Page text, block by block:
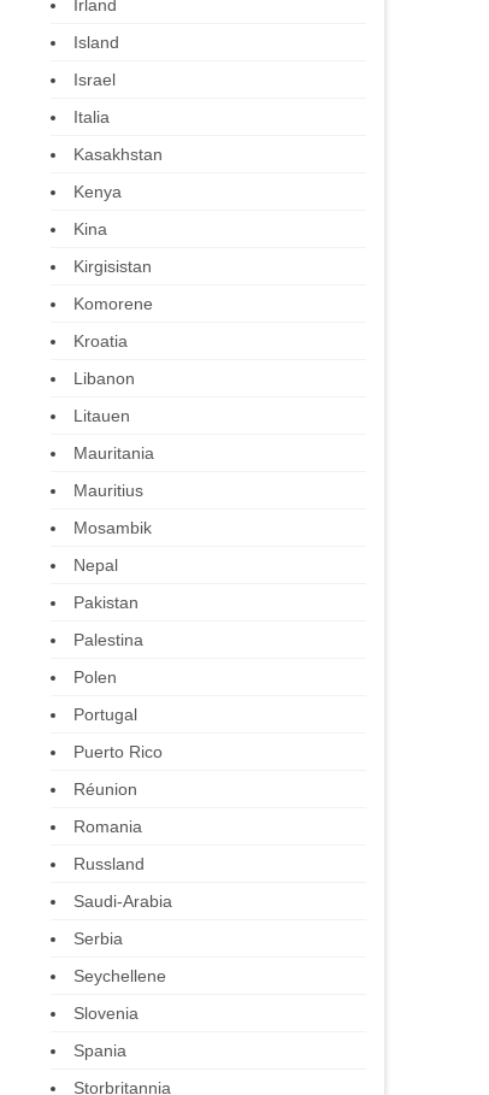
Irland
Island
Israel
Italia
Kasakhstan
Kenya
Kina
Kirgisistan
Komorene
Kroatia
Libanon
Litauen
Mauritania
Mauritius
Mosambik
Nepal
Pakistan
Palestina
Polen
Portugal
Puerto Rico
Réunion
Romania
Russland
Saudi-Arabia
Serbia
Seychellene
Slovenia
Spania
Storbritannia